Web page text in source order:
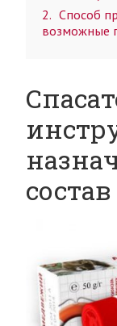
2
Способ
возможные